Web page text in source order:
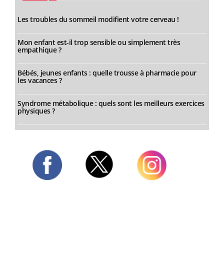
Les troubles du sommeil modifient votre cerveau !
Mon enfant est-il trop sensible ou simplement très
empathique ?
Bébés, jeunes enfants : quelle trousse à pharmacie pour
les vacances ?
Syndrome métabolique : quels sont les meilleurs exercices
physiques ?